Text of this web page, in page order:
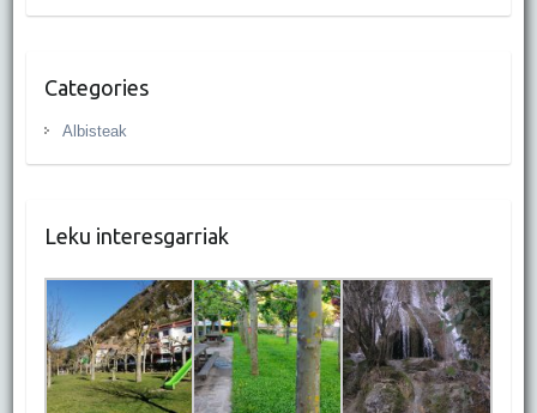
Categories
Albisteak
Leku interesgarriak